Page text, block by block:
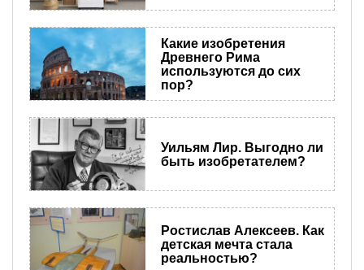
Какие изобретения
Древнего Рима
используются до сих
пор?
Уильям Лир. Выгодно ли
быть изобретателем?
Ростислав Алексеев. Как
детская мечта стала
реальностью?